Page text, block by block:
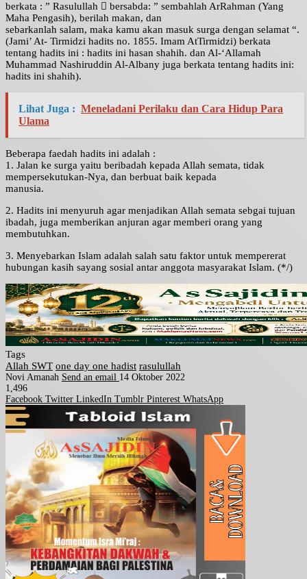
berkata : ” Rasulullah  bersabda: ” sembahlah ArRahman (Yang
Maha Pengasih), berilah makan, dan
sebarkanlah salam, maka kamu akan masuk surga dengan selamat “.
(Jami’ At- Tirmidzi hadits no. 1855. Imam AtTirmidzi) berkata
tentang hadits ini : hadits ini hasan shahih. dan Al-‘Allamah
Muhammad Nashiruddin Al-Albany juga berkata tentang hadits ini:
hadits ini shahih).
Lihat Juga : Meneladani Perilaku dan Cara Hidup Para
Ulama
Beberapa faedah hadits ini adalah :
1. Jalan ke surga yaitu beribadah kepada Allah semata, tidak
mempersekutukan-Nya, dan berbuat baik kepada
manusia.
2. Hadits ini menyuruh agar menjadikan Allah semata sebgai tujuan
ibadah, juga memberikan anjuran agar memberi orang yang
membutuhkan.
3. Menyebarkan Islam adalah salah satu faktor untuk mempererat
hubungan kasih sayang sosial antar anggota masyarakat Islam. (*/)
Tags
Allah SWT one day one hadist rasulullah
Novi Amanah Send an email 14 Oktober 2022
1,496
Facebook Twitter LinkedIn Tumblr Pinterest WhatsApp